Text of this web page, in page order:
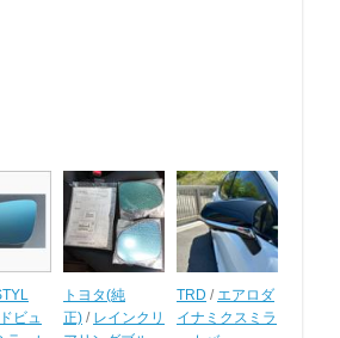
ビュ
トヨタ(純
正) / レインクリ
TRD / エアロダ
イナミクスミラ